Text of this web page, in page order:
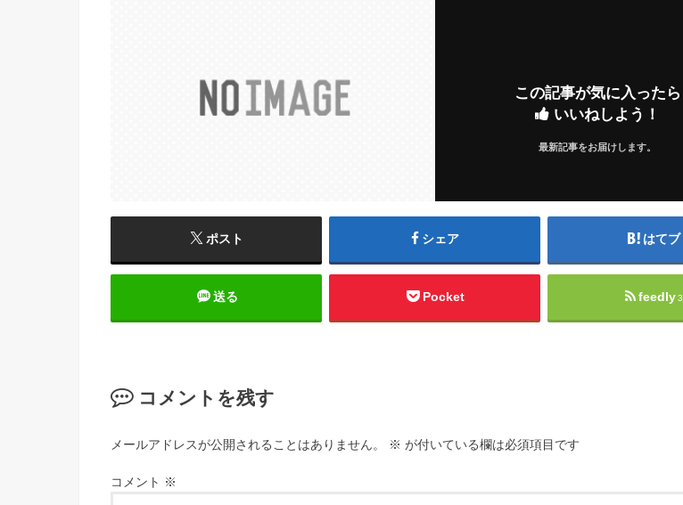
この記事が気に入ったら
いいねしよう！
最新記事をお届けします。
ポスト シェア はてブ
送る Pocket feedly 3
コメントを残す
メールアドレスが公開されることはありません。 ※ が付いている欄は必須項目です
コメント ※